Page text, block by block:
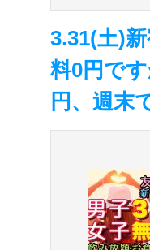
3.31(土)
料0円で
円、週末